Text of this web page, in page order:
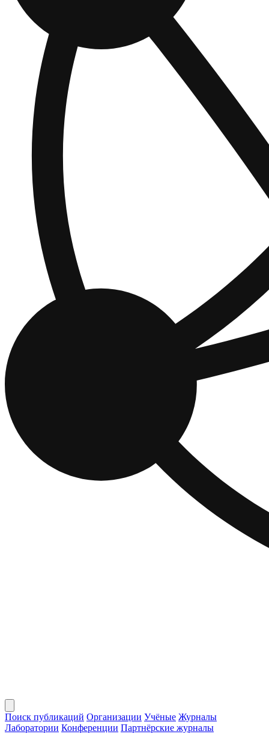
Поиск публикаций Организации Учёные Журналы
Лаборатории Конференции Партнёрские журналы